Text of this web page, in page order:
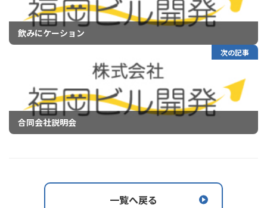
飲みにケーション
次の記事
合同会社説明会
一覧へ戻る